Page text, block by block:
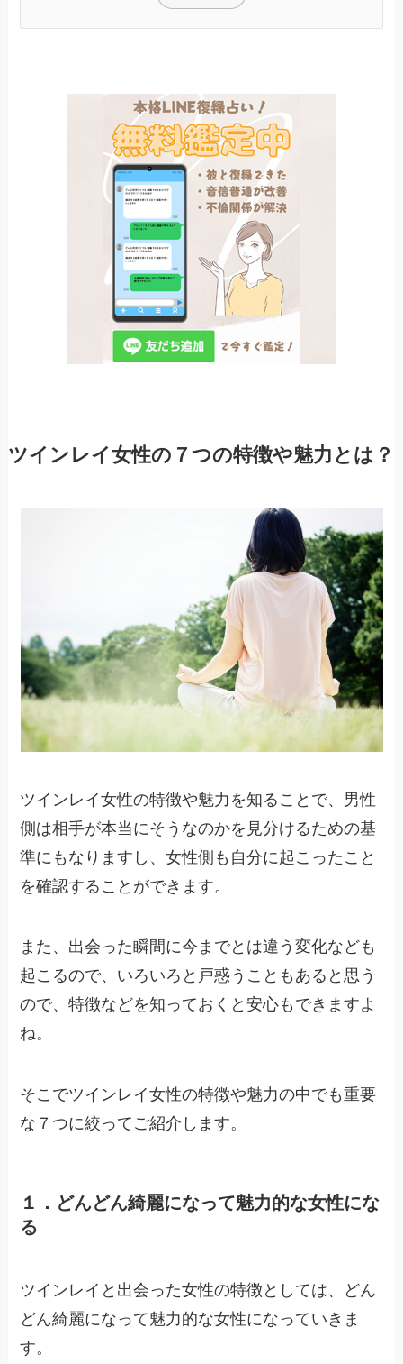
ツインレイ女性の７つの特徴や魅力とは？
ツインレイ女性の特徴や魅力を知ることで、男性
側は相手が本当にそうなのかを見分けるための基
準にもなりますし、女性側も自分に起こったこと
を確認することができます。
また、出会った瞬間に今までとは違う変化なども
起こるので、いろいろと戸惑うこともあると思う
ので、特徴などを知っておくと安心もできますよ
ね。
そこでツインレイ女性の特徴や魅力の中でも重要
な７つに絞ってご紹介します。
１．どんどん綺麗になって魅力的な女性にな
る
ツインレイと出会った女性の特徴としては、どん
どん綺麗になって魅力的な女性になっていきま
す。